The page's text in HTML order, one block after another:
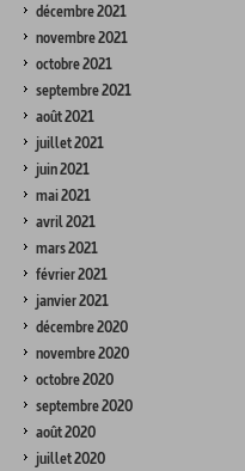
décembre 2021
novembre 2021
octobre 2021
septembre 2021
août 2021
juillet 2021
juin 2021
mai 2021
avril 2021
mars 2021
février 2021
janvier 2021
décembre 2020
novembre 2020
octobre 2020
septembre 2020
août 2020
juillet 2020